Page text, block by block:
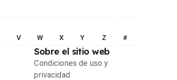
V W X Y Z #
Sobre el sitio web
Condiciones de uso y
privacidad